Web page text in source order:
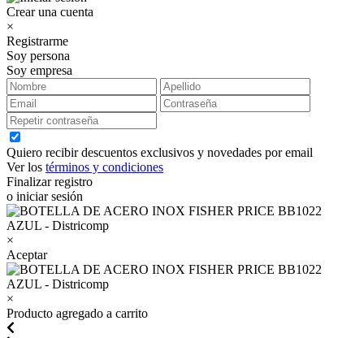
Crear una cuenta
×
Registrarme
Soy persona
Soy empresa
Quiero recibir descuentos exclusivos y novedades por email
Ver los términos y condiciones
Finalizar registro
o iniciar sesión
×
Aceptar
×
Producto agregado a carrito